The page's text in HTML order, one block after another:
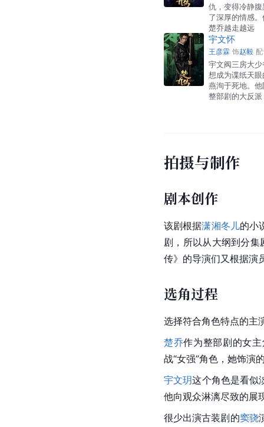
仇，变得冷静
了深厚的情感
楚乔越走越远
宇文怀
王彦霖 饰赵毅
宇文阀三房大
想成为谍纸天
燕洵于死地。
整部剧的大反派
拍摄与制作
剧本创作
该剧根据潇湘冬儿的小
剧，所以从大纲到分
传》的导演们又根据演
选角过程
选择符合角色特点的主
楚乔作为整部剧的女
战“女强”角色，她饰演
宇文玥这个角色是看似
他向观众淋漓尽致的展
很少出演古装剧的窦骁